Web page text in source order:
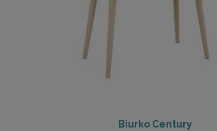
Biurko Century